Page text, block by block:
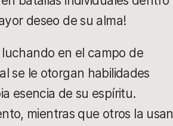
deseo de su alma!
en el campo de
se le otorgan habilidades
esencia de su espíritu.
mientras que otros la usan